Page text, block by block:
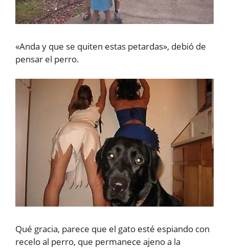
«Anda y que se quiten estas petardas», debió de
pensar el perro.
Qué gracia, parece que el gato esté espiando con
recelo al perro, que permanece ajeno a la